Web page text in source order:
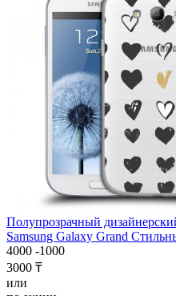
Полупрозрачный
Samsung Galaxy Grand
4000 -1000
3000 ₸
или